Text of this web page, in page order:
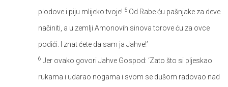
plodove i piju mlijeko tvoje! 5 Od Rabe ću pašnjake za deve
načiniti, a u zemlji Amonovih sinova torove ću za ovce
podići. I znat ćete da sam ja Jahve!’
6 Jer ovako govori Jahve Gospod: ‘Zato što si pljeskao
rukama i udarao nogama i svom se dušom radovao nad